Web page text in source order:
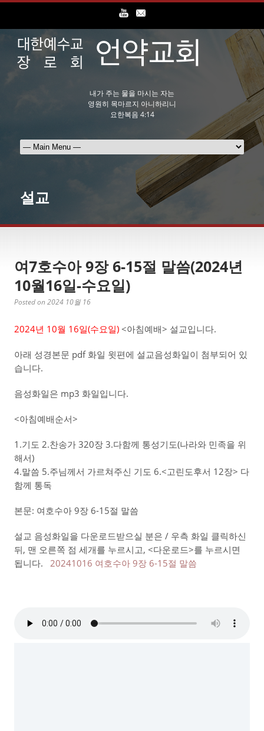
내가 주는 물을 마시는 자는
영원히 목마르지 아니하리니
요한복음 4:14
설교
여7호수아 9장 6-15절 말씀(2024년
10월16일-수요일)
Posted on 2024 10월 16
2024년 10월 16일(수요일) <아침예배> 설교입니다.
아래 성경본문 pdf 화일 윗편에 설교음성화일이 첨부되어 있
습니다.
음성화일은 mp3 화일입니다.
<아침예배순서>
1.기도 2.찬송가 320장 3.다함께 통성기도(나라와 민족을 위
해서)
4.말씀 5.주님께서 가르쳐주신 기도 6.<고린도후서 12장> 다
함께 통독
본문: 여호수아 9장 6-15절 말씀
설교 음성화일을 다운로드받으실 분은 / 우측 화일 클릭하신
뒤, 맨 오른쪽 점 세개를 누르시고, <다운로드>를 누르시면
됩니다. 20241016 여호수아 9장 6-15절 말씀